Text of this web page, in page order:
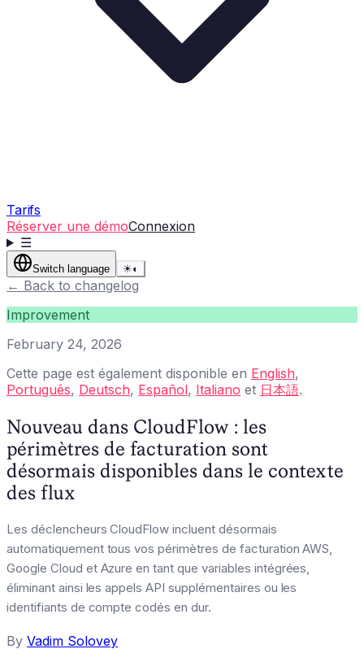
Tarifs
Réserver une démoConnexion
☰
Switch language ☀◐
← Back to changelog
Improvement
February 24, 2026
Cette page est également disponible en English,
Português, Deutsch, Español, Italiano et 日本語.
Nouveau dans CloudFlow : les
périmètres de facturation sont
désormais disponibles dans le contexte
des flux
Les déclencheurs CloudFlow incluent désormais
automatiquement tous vos périmètres de facturation AWS,
Google Cloud et Azure en tant que variables intégrées,
éliminant ainsi les appels API supplémentaires ou les
identifiants de compte codés en dur.
By Vadim Solovey